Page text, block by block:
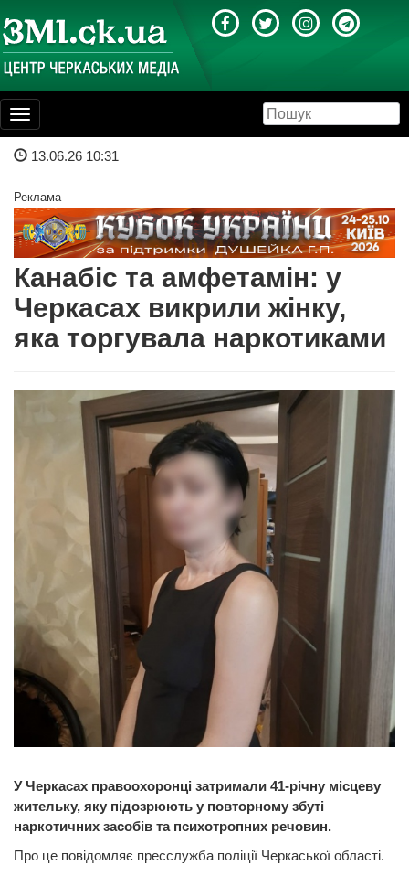
Toggle
navigation
13.06.26 10:31
Реклама
Канабіс та амфетамін: у
Черкасах викрили жінку,
яка торгувала наркотиками
У Черкасах правоохоронці затримали 41-річну місцеву
жительку, яку підозрюють у повторному збуті
наркотичних засобів та психотропних речовин.
Про це повідомляє пресслужба поліції Черкаської області.